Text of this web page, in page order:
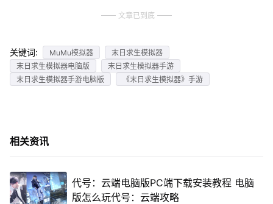
文章已到底
关键词: MuMu模拟器
末日求生模拟器
末日求生模拟器电脑版
末日求生模拟器手游
末日求生模拟器手游电脑版
《末日求生模拟器》手游
相关资讯
代号：云端电脑版PC端下载安装教程 电脑
版怎么玩代号：云端攻略